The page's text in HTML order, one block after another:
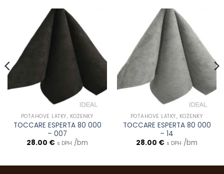
POŤAHOVÉ LÁTKY, KOŽENKY
TOCCARE ESPERTA 80 000
– 007
28.00 € s DPH /bm
POŤAHOVÉ LÁTKY, KOŽENKY
TOCCARE ESPERTA 80 000
– 14
28.00 € s DPH /bm